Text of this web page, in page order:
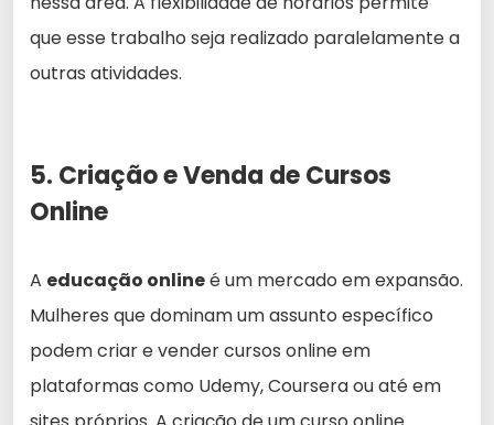
que esse trabalho seja realizado paralelamente a
outras atividades.
5. Criação e Venda de Cursos
Online
A educação onlineé um mercado em expansão.
Mulheres que dominam um assunto específico
podem criar e vender cursos online em
plataformas como Udemy, Coursera ou até em